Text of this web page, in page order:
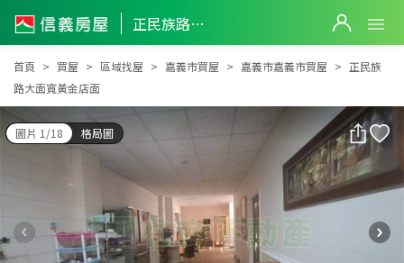
正民族路大面寬黃金店面
正民族路大面寬黃金店面
首頁 買屋 區域找屋 嘉義市買屋 嘉義市嘉義市買屋
正民族
路大面寬黃金店面
圖片 1/18 格局圖